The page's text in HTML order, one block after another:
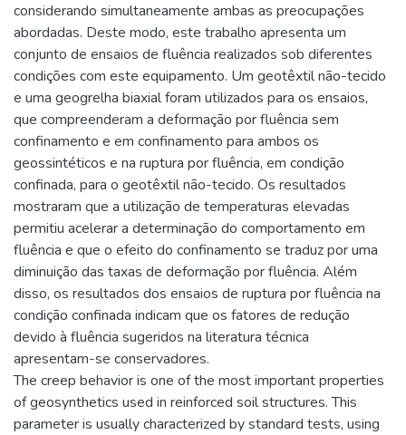
considerando simultaneamente ambas as preocupações
abordadas. Deste modo, este trabalho apresenta um
conjunto de ensaios de fluência realizados sob diferentes
condições com este equipamento. Um geotêxtil não-tecido
e uma geogrelha biaxial foram utilizados para os ensaios,
que compreenderam a deformação por fluência sem
confinamento e em confinamento para ambos os
geossintéticos e na ruptura por fluência, em condição
confinada, para o geotêxtil não-tecido. Os resultados
mostraram que a utilização de temperaturas elevadas
permitiu acelerar a determinação do comportamento em
fluência e que o efeito do confinamento se traduz por uma
diminuição das taxas de deformação por fluência. Além
disso, os resultados dos ensaios de ruptura por fluência na
condição confinada indicam que os fatores de redução
devido à fluência sugeridos na literatura técnica
apresentam-se conservadores.
The creep behavior is one of the most important properties
of geosynthetics used in reinforced soil structures. This
parameter is usually characterized by standard tests, using